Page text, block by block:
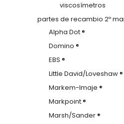
viscosímetros
partes de recambio 2º
Alpha Dot ®
Domino ®
EBS ®
Little David/Loveshaw ®
Markem-Imaje ®
Markpoint ®
Marsh/Sander ®